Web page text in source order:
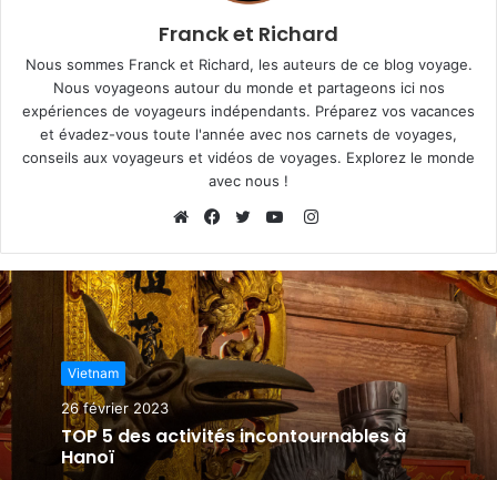
Franck et Richard
Nous sommes Franck et Richard, les auteurs de ce blog voyage.
Nous voyageons autour du monde et partageons ici nos
expériences de voyageurs indépendants. Préparez vos vacances
et évadez-vous toute l'année avec nos carnets de voyages,
conseils aux voyageurs et vidéos de voyages. Explorez le monde
avec nous !
e
b
s
i
t
e
a
c
e
b
o
o
k
w
i
t
t
e
r
o
u
T
u
b
e
I
s
t
a
g
r
a
m
Vietnam
26 février 2023
TOP 5 des activités incontournables à
Hanoï